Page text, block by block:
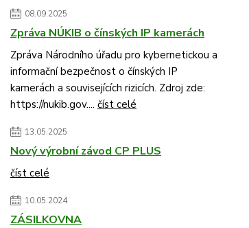
08.09.2025
Zpráva NÚKIB o čínských IP kamerách
Zpráva Národního úřadu pro kybernetickou a
informační bezpečnost o čínských IP
kamerách a souvisejících rizicích. Zdroj zde:
https://nukib.gov.... číst celé
13.05.2025
Nový výrobní závod CP PLUS
číst celé
10.05.2024
ZÁSILKOVNA